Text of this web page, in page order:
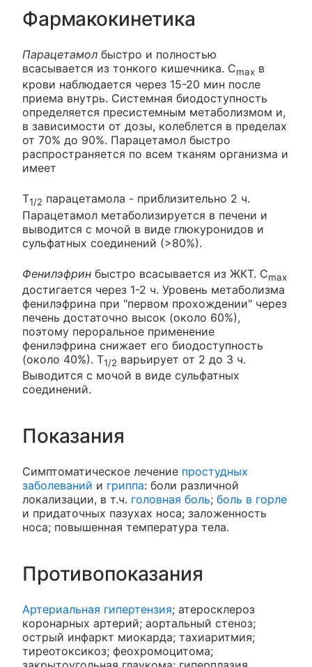
Фармакокинетика
Парацетамол быстро и полностью
всасывается из тонкого кишечника. Cmax в
крови наблюдается через 15-20 мин после
приема внутрь. Системная биодоступность
определяется пресистемным метаболизмом и,
в зависимости от дозы, колеблется в пределах
от 70% до 90%. Парацетамол быстро
распространяется по всем тканям организма и
имеет
T1/2 парацетамола - приблизительно 2 ч.
Парацетамол метаболизируется в печени и
выводится с мочой в виде глюкуронидов и
сульфатных соединений (>80%).
Фенилэфрин быстро всасывается из ЖКТ. Cmax
достигается через 1-2 ч. Уровень метаболизма
фенилэфрина при "первом прохождении" через
печень достаточно высок (около 60%),
поэтому пероральное применение
фенилэфрина снижает его биодоступность
(около 40%). T1/2 варьирует от 2 до 3 ч.
Выводится с мочой в виде сульфатных
соединений.
Показания
Симптоматическое лечение простудных
заболеваний и гриппа: боли различной
локализации, в т.ч. головная боль; боль в горле
и придаточных пазухах носа; заложенность
носа; повышенная температура тела.
Противопоказания
Артериальная гипертензия; атеросклероз
коронарных артерий; аортальный стеноз;
острый инфаркт миокарда; тахиаритмия;
тиреотоксикоз; феохромоцитома;